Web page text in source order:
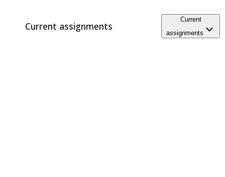
Current assignments
Current
assignments